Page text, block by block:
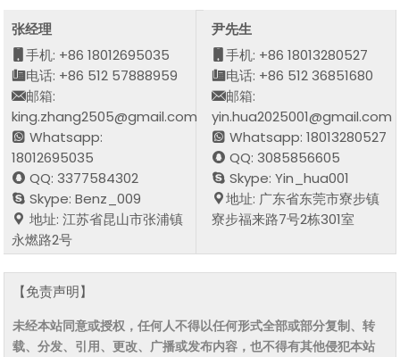
张经理
手机: +86 18012695035
电话: +86 512 57888959
邮箱:
king.zhang2505@gmail.com
Whatsapp:
18012695035
QQ: 3377584302
Skype: Benz_009
地址: 江苏省昆山市张浦镇
永燃路2号
尹先生
手机: +86 18013280527
电话: +86 512 36851680
邮箱:
yin.hua2025001@gmail.com
Whatsapp: 18013280527
QQ: 3085856605
Skype: Yin_hua001
地址: 广东省东莞市寮步镇
寮步福来路7号2栋301室
【免责声明】
未经本站同意或授权，任何人不得以任何形式全部或部分复制、转
载、分发、引用、更改、广播或发布内容，也不得有其他侵犯本站